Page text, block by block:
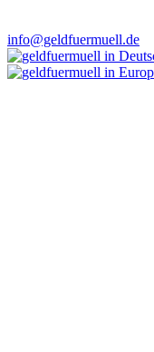
info@geldfuermuell.de